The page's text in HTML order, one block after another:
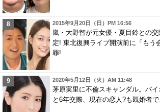
2015年9月20日（日）PM 16:56
嵐・大野智が元女優・夏目鈴との
定! 東北復興ライブ開演前に「もう
罪!
2020年5月12日（火）AM 11:48
茅原実里に不倫スキャンダル。バ
と6年交際、現在の恋人?も既婚者